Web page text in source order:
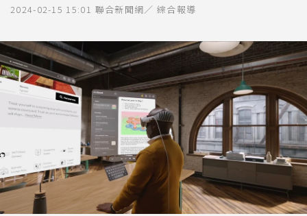
2024-02-15 15:01 聯合新聞網／ 綜合報導